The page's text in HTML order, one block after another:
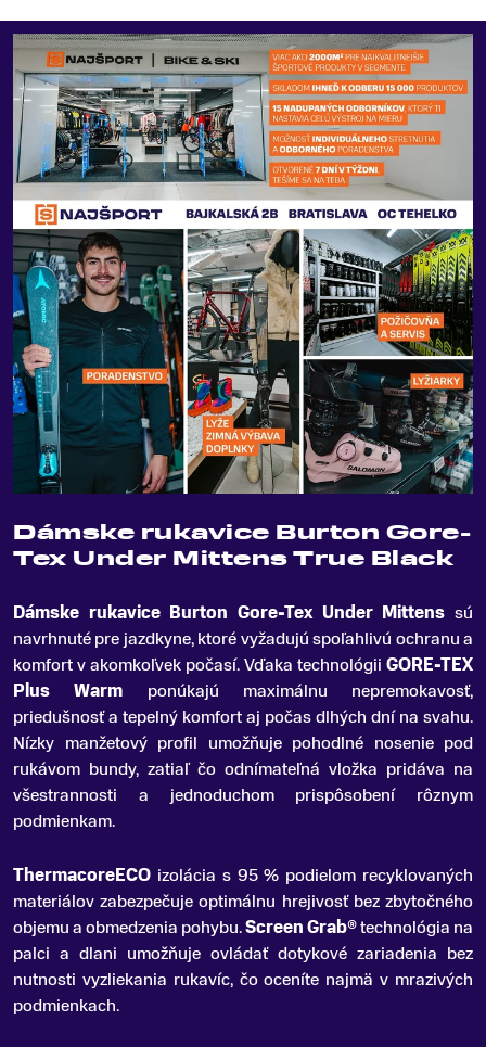
Dámske rukavice Burton Gore-
Tex Under Mittens True Black
Dámske rukavice Burton Gore-Tex Under Mittens sú
navrhnuté pre jazdkyne, ktoré vyžadujú spoľahlivú ochranu a
komfort v akomkoľvek počasí.Vďaka technológii GORE-TEX
Plus Warm ponúkajú maximálnu nepremokavosť,
priedušnosť a tepelný komfort aj počas dlhých dní na svahu.
Nízky manžetový profil umožňuje pohodlné nosenie pod
rukávom bundy, zatiaľ čo odnímateľná vložka pridáva na
všestrannosti a jednoduchom prispôsobení rôznym
podmienkam.
ThermacoreECO izolácia s 95 % podielom recyklovaných
materiálov zabezpečuje optimálnu hrejivosť bez zbytočného
objemu a obmedzenia pohybu.Screen Grab®technológia na
palci a dlani umožňuje ovládať dotykové zariadenia bez
nutnosti vyzliekania rukavíc, čo oceníte najmä v mrazivých
podmienkach.